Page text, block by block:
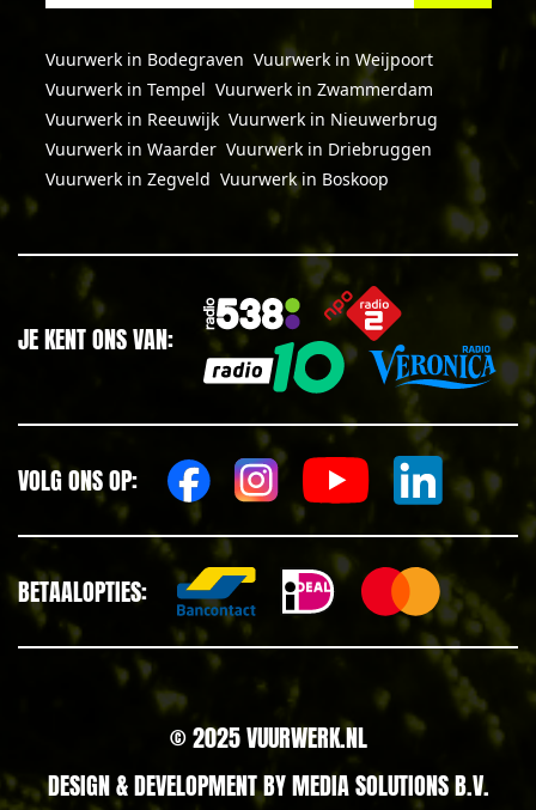
Vuurwerk in Bodegraven Vuurwerk in Weijpoort
Vuurwerk in Tempel Vuurwerk in Zwammerdam
Vuurwerk in Reeuwijk Vuurwerk in Nieuwerbrug
Vuurwerk in Waarder Vuurwerk in Driebruggen
Vuurwerk in Zegveld Vuurwerk in Boskoop
JE KENT ONS VAN:
VOLG ONS OP:
BETAALOPTIES:
© 2025 VUURWERK.NL
DESIGN & DEVELOPMENT BYMEDIA SOLUTIONS B.V.